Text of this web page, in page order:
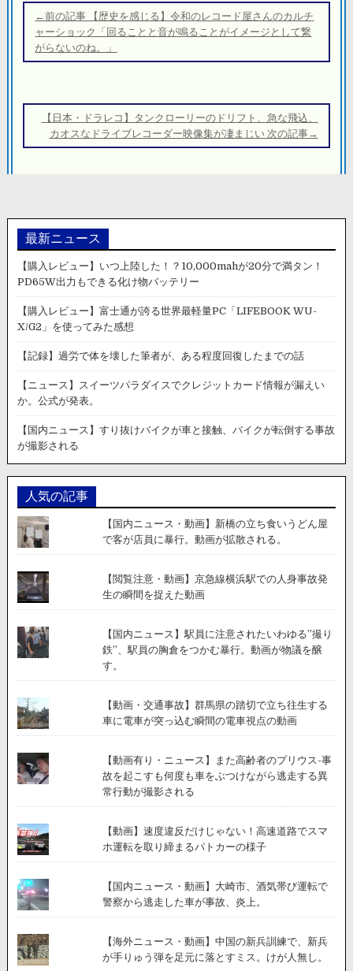
稿
ナ
ビ
ー
シ
ョ
←前の記事 【歴史を感じる】令和のレコード屋さんのカルチ
ャーショック「回ることと音が鳴ることがイメージとして繋
がらないのね。」
【日本・ドラレコ】タンクローリーのドリフト、急な飛込、
カオスなドライブレコーダー映像集が凄まじい 次の記事→
最新ニュース
【購入レビュー】いつ上陸した！？10,000mahが20分で満タン！
PD65W出力もできる化け物バッテリー
【購入レビュー】富士通が誇る世界最軽量PC「LIFEBOOK WU-
X/G2」を使ってみた感想
【記録】過労で体を壊した筆者が、ある程度回復したまでの話
【ニュース】スイーツパラダイスでクレジットカード情報が漏えい
か。公式が発表。
【国内ニュース】すり抜けバイクが車と接触、バイクが転倒する事故
が撮影される
人気の記事
【国内ニュース・動画】新橋の立ち食いうどん屋
で客が店員に暴行。動画が拡散される。
【閲覧注意・動画】京急線横浜駅での人身事故発
生の瞬間を捉えた動画
【国内ニュース】駅員に注意されたいわゆる”撮り
鉄”、駅員の胸倉をつかむ暴行。動画が物議を醸
す。
【動画・交通事故】群馬県の踏切で立ち往生する
車に電車が突っ込む瞬間の電車視点の動画
【動画有り・ニュース】また高齢者のプリウス-事
故を起こすも何度も車をぶつけながら逃走する異
常行動が撮影される
【動画】速度違反だけじゃない！高速道路でスマ
ホ運転を取り締まるパトカーの様子
【国内ニュース・動画】大崎市、酒気帯び運転で
警察から逃走した車が事故、炎上。
【海外ニュース・動画】中国の新兵訓練で、新兵
が手りゅう弾を足元に落とすミス。けが人無し。